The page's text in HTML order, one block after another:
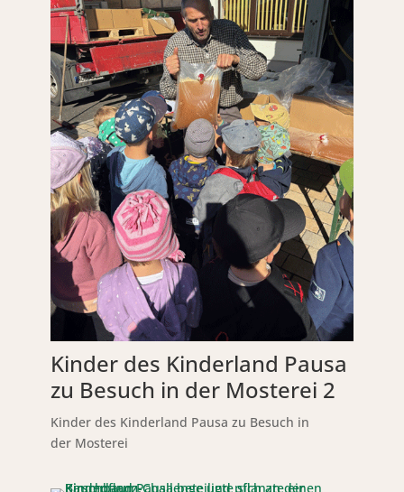
Kinder des Kinderland Pausa
zu Besuch in der Mosterei 2
Kinder des Kinderland Pausa zu Besuch in
der Mosterei